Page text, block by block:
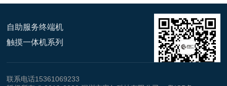
自助服务终端机
触摸一体机系列
联系电话15361069233